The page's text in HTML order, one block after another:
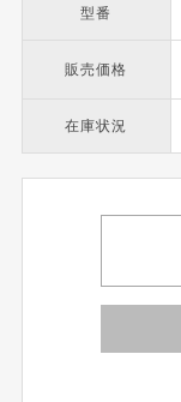
型番
販売価格
在庫状況